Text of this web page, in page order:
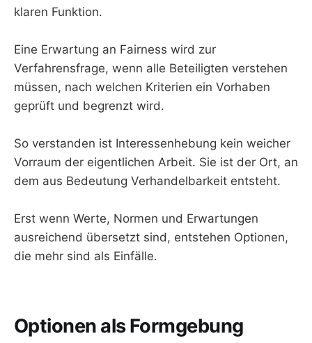
klaren Funktion.
Eine Erwartung an Fairness wird zur
Verfahrensfrage, wenn alle Beteiligten verstehen
müssen, nach welchen Kriterien ein Vorhaben
geprüft und begrenzt wird.
So verstanden ist Interessenhebung kein weicher
Vorraum der eigentlichen Arbeit. Sie ist der Ort, an
dem aus Bedeutung Verhandelbarkeit entsteht.
Erst wenn Werte, Normen und Erwartungen
ausreichend übersetzt sind, entstehen Optionen,
die mehr sind als Einfälle.
Optionen als Formgebung